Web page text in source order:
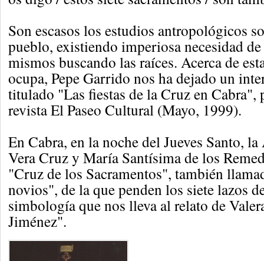
Son escasos los estudios antropológicos
pueblo, existiendo imperiosa necesidad
mismos buscando las raíces. Acerca de
ocupa, Pepe Garrido nos ha dejado un
titulado "Las fiestas de la Cruz en Cabra",
revista El Paseo Cultural (Mayo, 1999).
En Cabra, en la noche del Jueves Santo,
Vera Cruz y María Santísima de los
"Cruz de los Sacramentos", también
novios", de la que penden los siete lazos
simbología que nos lleva al relato de
Jiménez".